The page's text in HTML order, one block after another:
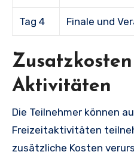
Tag 4 Finale und
Aktivitäten
Die Teilnehmer können
Freizeitaktivitäten
zusätzliche Kosten